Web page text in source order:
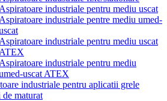
industriale pentru mediu uscat
industriale pentre mediu umed-
industriale pentru mediu uscat
industriale pentru mediu
uscat ATEX
industriale pentru aplicatii grele
maturat